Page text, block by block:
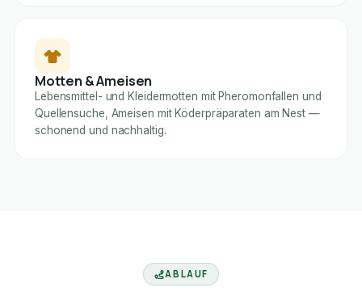
Motten & Ameisen
Lebensmittel- und Kleidermotten mit Pheromonfallen und
Quellensuche, Ameisen mit Köderpräparaten am Nest —
schonend und nachhaltig.
ABLAUF